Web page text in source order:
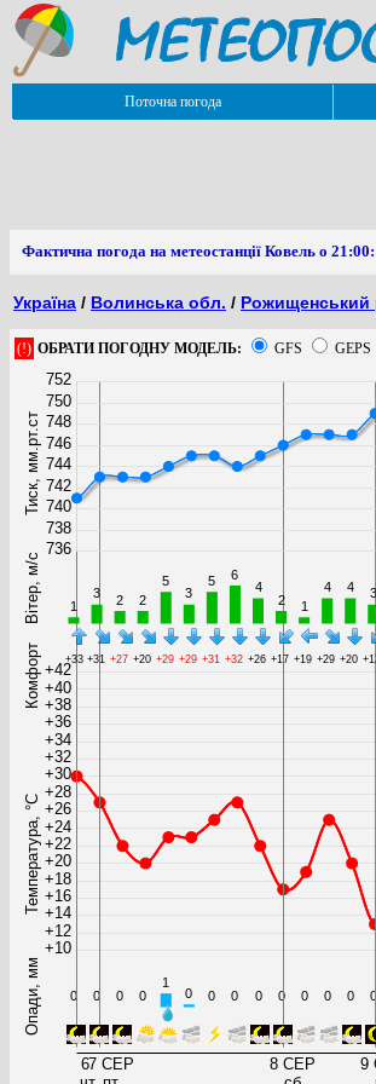
Поточна погода
Фактична погода на метеостанції Ковель о 21:00:
Україна / Волинська обл. / Рожищенський
(!) ОБРАТИ ПОГОДНУ МОДЕЛЬ: GFS GEPS